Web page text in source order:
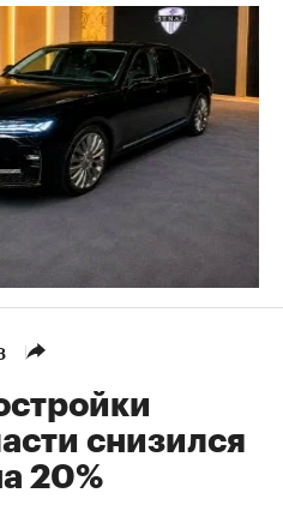
снизился
20%